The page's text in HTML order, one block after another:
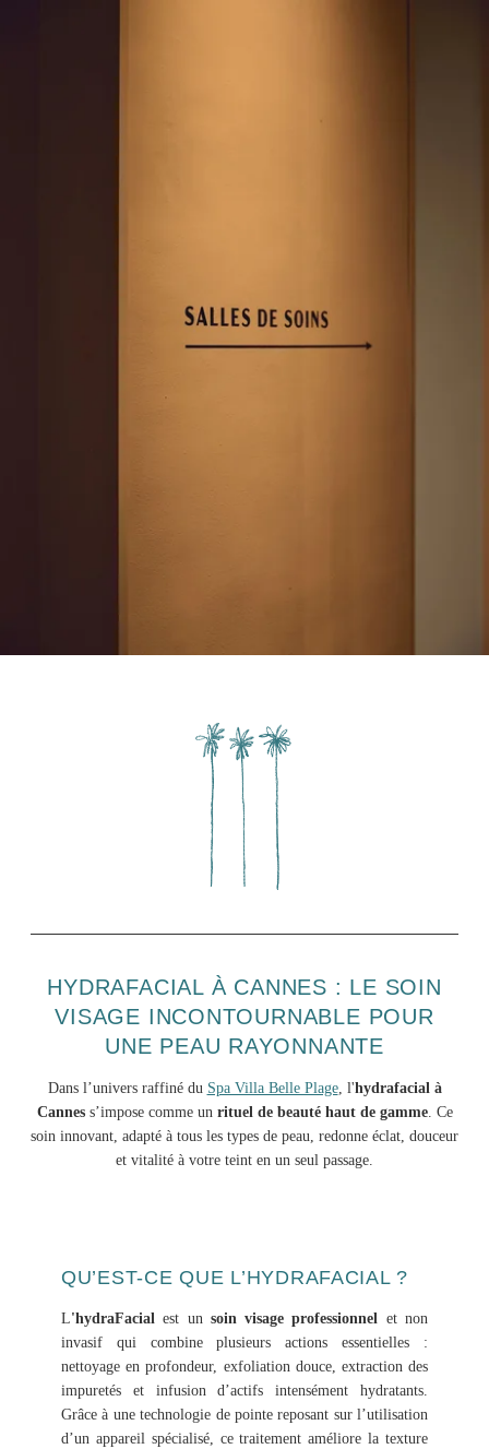
spa@hotelbelleplage.fr
HYDRAFACIAL À CANNES : LE SOIN
VISAGE INCONTOURNABLE POUR
UNE PEAU RAYONNANTE
Dans l’univers raffiné du Spa Villa Belle Plage, l'hydrafacial à
Canness’impose comme un rituel de beauté haut de gamme. Ce
soin innovant, adapté à tous les types de peau, redonne éclat, douceur
et vitalité à votre teint en un seul passage.
QU’EST-CE QUE L’HYDRAFACIAL ?
L'hydraFacial est un soin visage professionnel et non
invasif qui combine plusieurs actions essentielles :
nettoyage en profondeur, exfoliation douce, extraction des
impuretés et infusion d’actifs intensément hydratants.
Grâce à une technologie de pointe reposant sur l’utilisation
d’un appareil spécialisé, ce traitement améliore la texture
Les informations recueillies sur ce formulaire, vous concernant font
demande. la durée de conservation des données est de 3ans. Vous